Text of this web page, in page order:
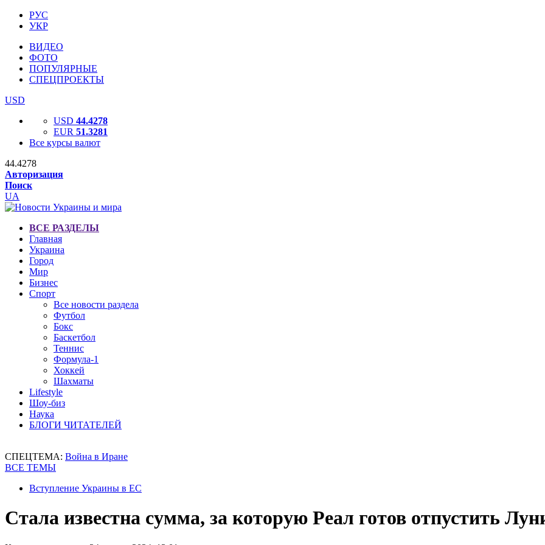
РУС
УКР
ВИДЕО
ФОТО
ПОПУЛЯРНЫЕ
СПЕЦПРОЕКТЫ
USD
USD 44.4278
EUR 51.3281
Все курсы валют
44.4278
Авторизация
Поиск
UA
ВСЕ РАЗДЕЛЫ
Главная
Украина
Город
Мир
Бизнес
Спорт
Все новости раздела
Футбол
Бокс
Баскетбол
Теннис
Формула-1
Хоккей
Шахматы
Lifestyle
Шоу-биз
Наука
БЛОГИ ЧИТАТЕЛЕЙ
СПЕЦТЕМА: Война в Иране
ВСЕ ТЕМЫ
Вступление Украины в ЕС
Стала известна сумма, за которую Реал готов отпустить